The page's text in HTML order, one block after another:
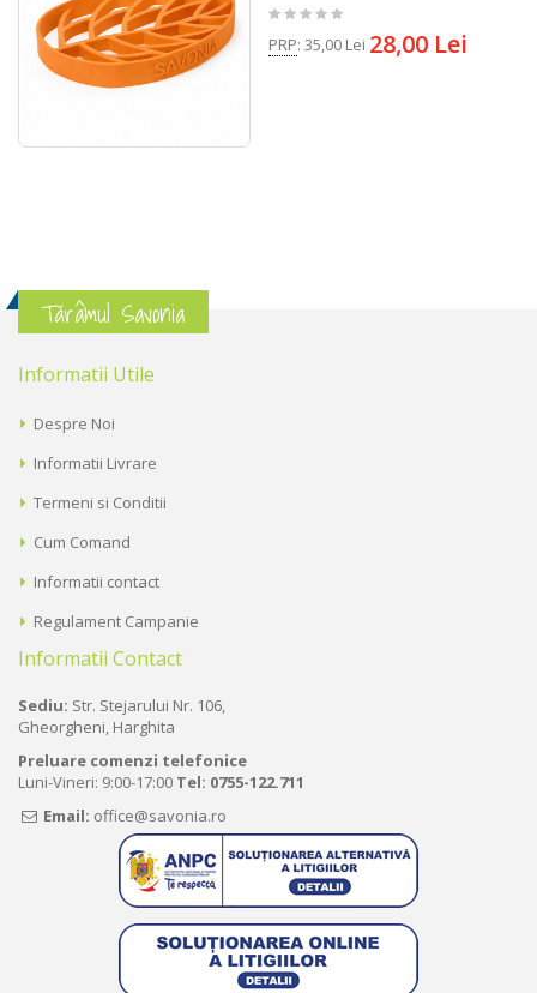
PRP: 35,00 Lei 28,00 Lei
Tărâmul Savonia
Informatii Utile
Despre Noi
Informatii Livrare
Termeni si Conditii
Cum Comand
Informatii contact
Regulament Campanie
Informatii Contact
Sediu: Str. Stejarului Nr. 106,
Gheorgheni, Harghita
Preluare comenzi telefonice
Luni-Vineri: 9:00-17:00 Tel: 0755-122.711
Email: office@savonia.ro